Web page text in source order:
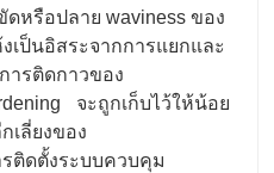
หรือปลาย waviness ของ
เป็นอิสระจากการแยกและ
ารติดกาวของ
จะถูกเก็บไว้ให้น้อย
เลี่ยงของ
รติดตั้งระบบควบคุม